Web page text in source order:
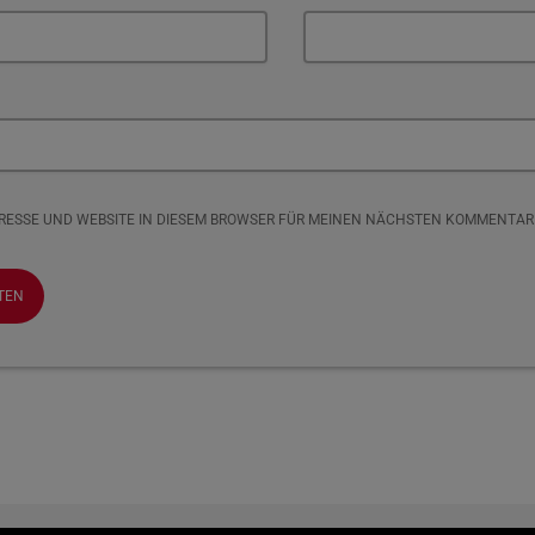
UND WEBSITE IN DIESEM BROWSER FÜR MEINEN NÄCHSTEN